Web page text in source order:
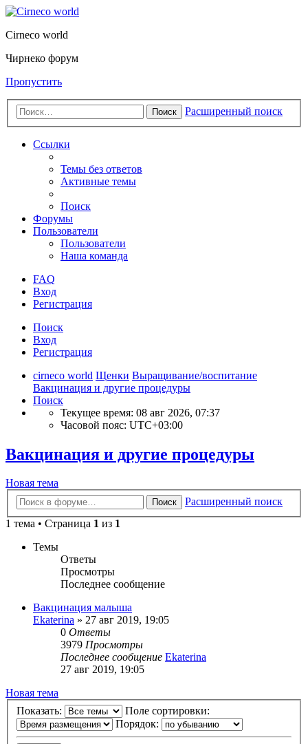
Cirneco world
Чирнеко форум
Пропустить
Поиск Расширенный поиск
Ссылки
Темы без ответов
Активные темы
Поиск
Форумы
Пользователи
Пользователи
Наша команда
FAQ
Вход
Регистрация
Поиск
Вход
Регистрация
cirneco world Щенки Выращивание/воспитание
Вакцинация и другие процедуры
Поиск
Текущее время: 08 авг 2026, 07:37
Часовой пояс: UTC+03:00
Вакцинация и другие процедуры
Новая тема
Поиск
Расширенный поиск
1 тема • Страница 1 из 1
Темы
Ответы
Просмотры
Последнее сообщение
Вакцинация малыша
Ekaterina » 27 авг 2019, 19:05
0 Ответы
3979 Просмотры
Последнее сообщение Ekaterina
27 авг 2019, 19:05
Новая тема
Показать:
Поле сортировки:
Порядок: